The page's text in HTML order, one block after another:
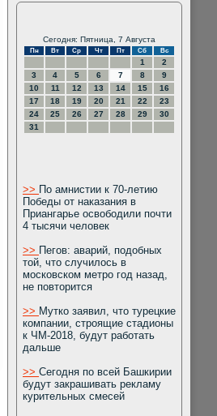
Сегодня: Пятница, 7 Августа
Пн Вт Ср Чт Пт Сб Вс
1
2
3
4 5 6 7 8
9
10
11 12 13 14 15
16
17
18 19 20 21 22
23
24
25 26 27 28 29
30
31
>> По амнистии к 70-летию
Победы от наказания в
Приангарье освободили почти
4 тысячи человек
>> Пегов: аварий, подобных
той, что случилось в
московском метро год назад,
не повторится
>> Мутко заявил, что турецкие
компании, строящие стадионы
к ЧМ-2018, будут работать
дальше
>> Сегодня по всей Башкирии
будут закрашивать рекламу
курительных смесей